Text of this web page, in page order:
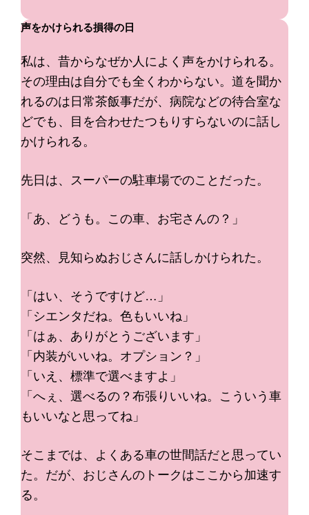
声をかけられる損得の日
私は、昔からなぜか人によく声をかけられる。
その理由は自分でも全くわからない。道を聞か
れるのは日常茶飯事だが、病院などの待合室な
どでも、目を合わせたつもりすらないのに話し
かけられる。
先日は、スーパーの駐車場でのことだった。
「あ、どうも。この車、お宅さんの？」
突然、見知らぬおじさんに話しかけられた。
「はい、そうですけど…」
「シエンタだね。色もいいね」
「はぁ、ありがとうございます」
「内装がいいね。オプション？」
「いえ、標準で選べますよ」
「へぇ、選べるの？布張りいいね。こういう車
もいいなと思ってね」
そこまでは、よくある車の世間話だと思ってい
た。だが、おじさんのトークはここから加速す
る。